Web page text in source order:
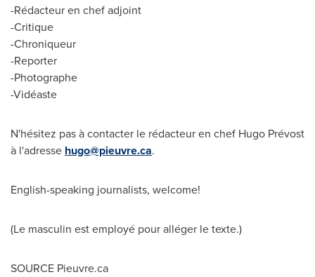
-Rédacteur en chef adjoint
-Critique
-Chroniqueur
-Reporter
-Photographe
-Vidéaste
N'hésitez pas à contacter le rédacteur en chef Hugo Prévost
à l'adresse hugo@pieuvre.ca.
English-speaking journalists, welcome!
(Le masculin est employé pour alléger le texte.)
SOURCE Pieuvre.ca